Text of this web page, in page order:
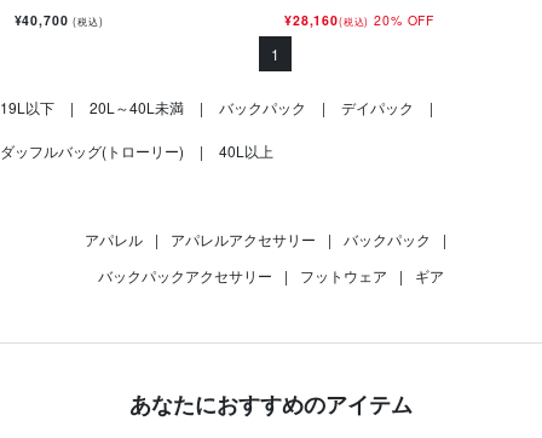
¥40,700(税込)
¥28,160(税込) 20% OFF
1
19L以下 20L～40L未満 バックパック デイパック
ダッフルバッグ(トローリー) 40L以上
アパレル | アパレルアクセサリー | バックパック
|
バックパックアクセサリー
| フットウェア | ギア
あなたにおすすめのアイテム